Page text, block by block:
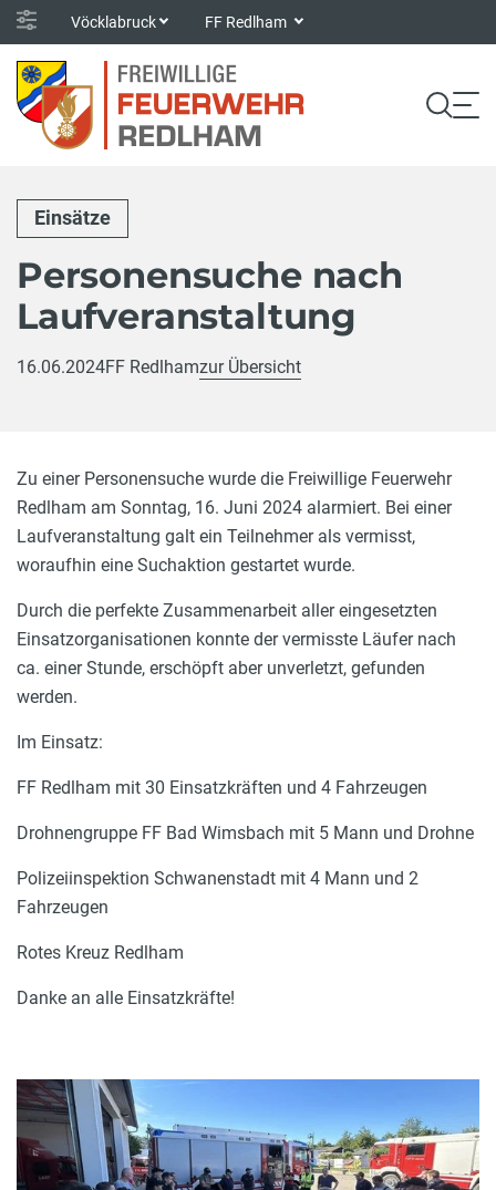
Vöcklabruck FF Redlham
Einsätze
Personensuche nach
Laufveranstaltung
16.06.2024FF Redlhamzur Übersicht
Zu einer Personensuche wurde die Freiwillige Feuerwehr
Redlham am Sonntag, 16. Juni 2024 alarmiert. Bei einer
Laufveranstaltung galt ein Teilnehmer als vermisst,
woraufhin eine Suchaktion gestartet wurde.
Durch die perfekte Zusammenarbeit aller eingesetzten
Einsatzorganisationen konnte der vermisste Läufer nach
ca. einer Stunde, erschöpft aber unverletzt, gefunden
werden.
Im Einsatz:
FF Redlham mit 30 Einsatzkräften und 4 Fahrzeugen
Drohnengruppe FF Bad Wimsbach mit 5 Mann und Drohne
Polizeiinspektion Schwanenstadt mit 4 Mann und 2
Fahrzeugen
Rotes Kreuz Redlham
Danke an alle Einsatzkräfte!